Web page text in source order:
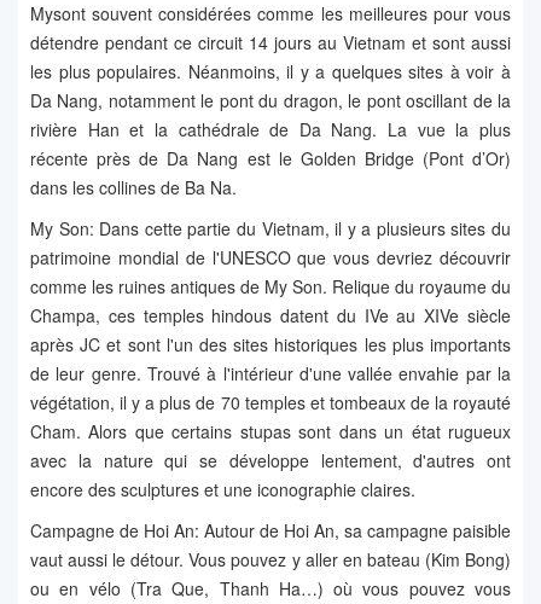
Mysont souvent considérées comme les meilleures pour vous
détendre pendant ce circuit 14 jours au Vietnam et sont aussi
les plus populaires. Néanmoins, il y a quelques sites à voir à
Da Nang, notamment le pont du dragon, le pont oscillant de la
rivière Han et la cathédrale de Da Nang. La vue la plus
récente près de Da Nang est le Golden Bridge (Pont d’Or)
dans les collines de Ba Na.
My Son: Dans cette partie du Vietnam, il y a plusieurs sites du
patrimoine mondial de l'UNESCO que vous devriez découvrir
comme les ruines antiques de My Son. Relique du royaume du
Champa, ces temples hindous datent du IVe au XIVe siècle
après JC et sont l'un des sites historiques les plus importants
de leur genre. Trouvé à l'intérieur d'une vallée envahie par la
végétation, il y a plus de 70 temples et tombeaux de la royauté
Cham. Alors que certains stupas sont dans un état rugueux
avec la nature qui se développe lentement, d'autres ont
encore des sculptures et une iconographie claires.
Campagne de Hoi An: Autour de Hoi An, sa campagne paisible
vaut aussi le détour. Vous pouvez y aller en bateau (Kim Bong)
ou en vélo (Tra Que, Thanh Ha…) où vous pouvez vous